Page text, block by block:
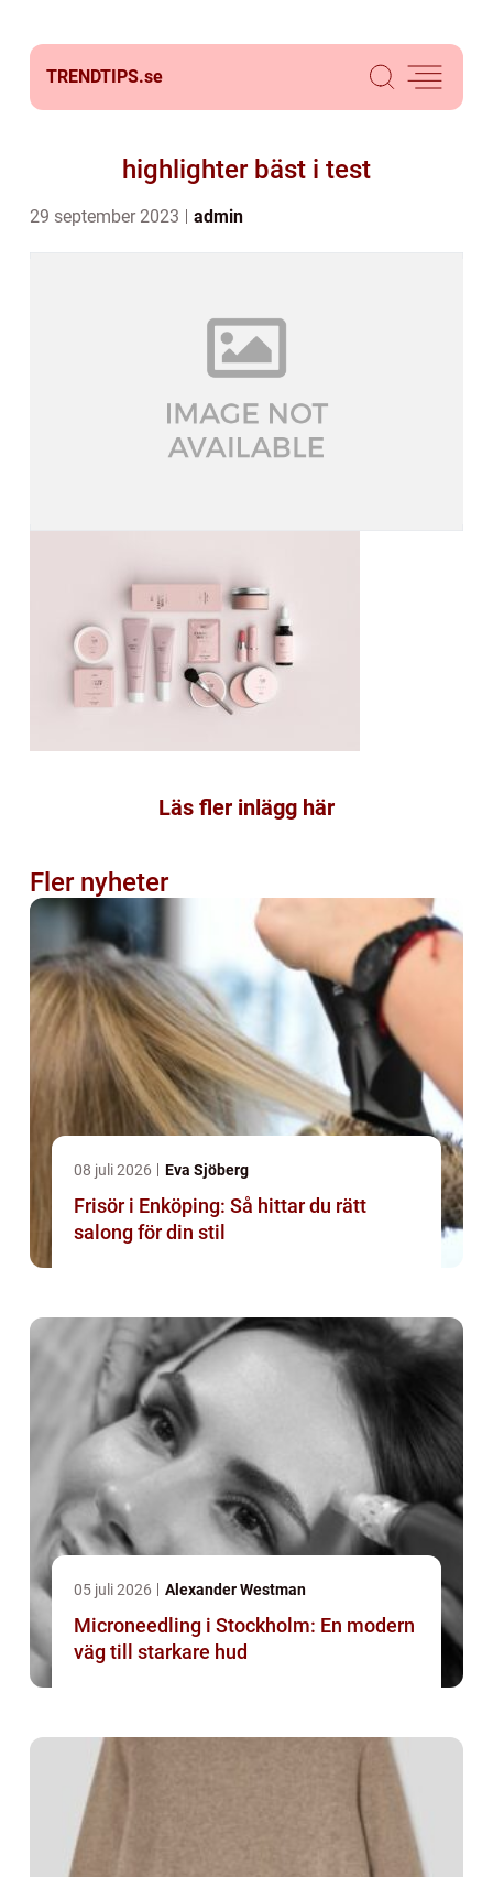
TRENDTIPS.se
highlighter bäst i test
29 september 2023 admin
Läs fler inlägg här
Fler nyheter
08 juli 2026 Eva Sjöberg
Frisör i Enköping: Så hittar du rätt
salong för din stil
05 juli 2026 Alexander Westman
Microneedling i Stockholm: En modern
väg till starkare hud